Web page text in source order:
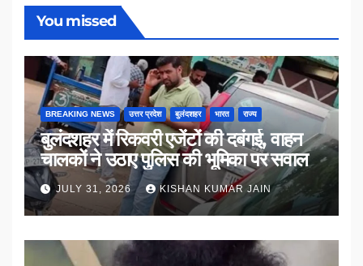
You missed
BREAKING NEWS उत्तर प्रदेश बुलंदशहर भारत राज्य
बुलंदशहर में रिकवरी एजेंटों की दबंगई, वाहन
चालकों ने उठाए पुलिस की भूमिका पर सवाल
JULY 31, 2026 KISHAN KUMAR JAIN